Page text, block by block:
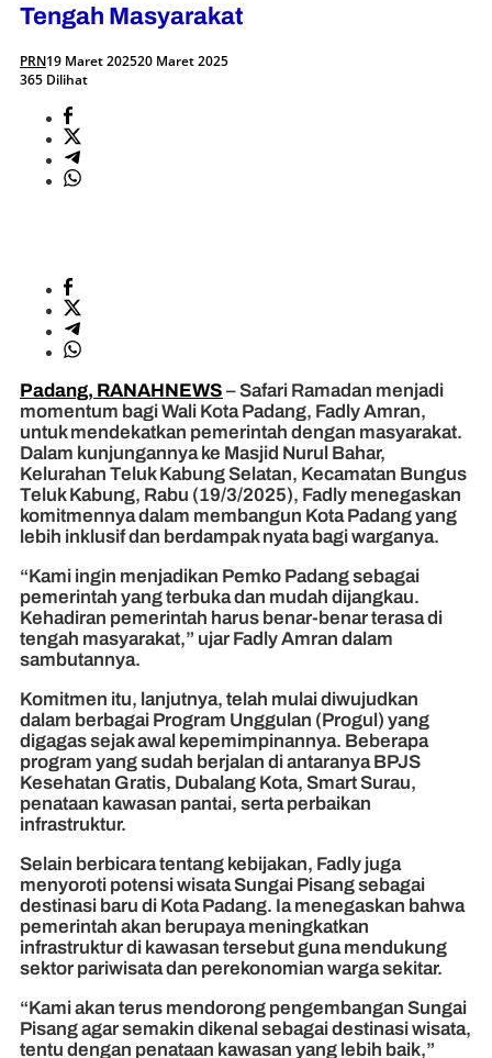
Tengah Masyarakat
PRN19 Maret 202520 Maret 2025
365 Dilihat
Padang, RANAHNEWS – Safari Ramadan menjadi
momentum bagi Wali Kota Padang, Fadly Amran,
untuk mendekatkan pemerintah dengan masyarakat.
Dalam kunjungannya ke Masjid Nurul Bahar,
Kelurahan Teluk Kabung Selatan, Kecamatan Bungus
Teluk Kabung, Rabu (19/3/2025), Fadly menegaskan
komitmennya dalam membangun Kota Padang yang
lebih inklusif dan berdampak nyata bagi warganya.
“Kami ingin menjadikan Pemko Padang sebagai
pemerintah yang terbuka dan mudah dijangkau.
Kehadiran pemerintah harus benar-benar terasa di
tengah masyarakat,” ujar Fadly Amran dalam
sambutannya.
Komitmen itu, lanjutnya, telah mulai diwujudkan
dalam berbagai Program Unggulan (Progul) yang
digagas sejak awal kepemimpinannya. Beberapa
program yang sudah berjalan di antaranya BPJS
Kesehatan Gratis, Dubalang Kota, Smart Surau,
penataan kawasan pantai, serta perbaikan
infrastruktur.
Selain berbicara tentang kebijakan, Fadly juga
menyoroti potensi wisata Sungai Pisang sebagai
destinasi baru di Kota Padang. Ia menegaskan bahwa
pemerintah akan berupaya meningkatkan
infrastruktur di kawasan tersebut guna mendukung
sektor pariwisata dan perekonomian warga sekitar.
“Kami akan terus mendorong pengembangan Sungai
Pisang agar semakin dikenal sebagai destinasi wisata,
tentu dengan penataan kawasan yang lebih baik,”